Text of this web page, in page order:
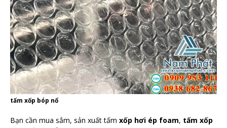
tấm xốp bóp nổ
Bạn cần mua sắm, sản xuất tấm xốp hơi ép foam, tấm xốp